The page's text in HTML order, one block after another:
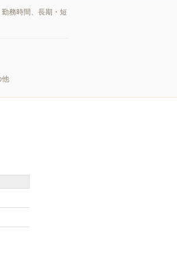
務時間、長期・短
他